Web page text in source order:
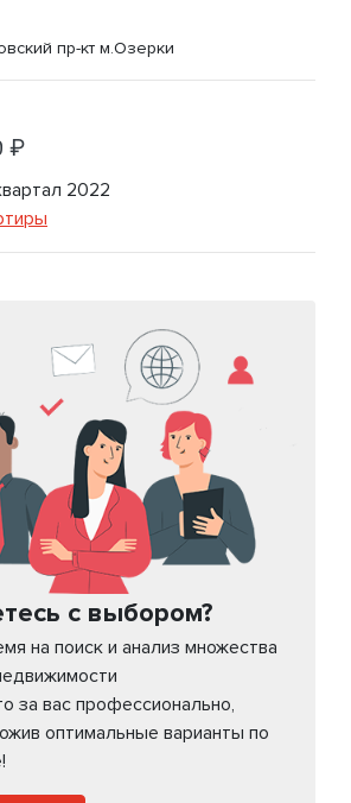
пр-кт м.Озерки
₽
2022
с выбором?
на поиск и анализ множества
за вас профессионально,
оптимальные варианты по